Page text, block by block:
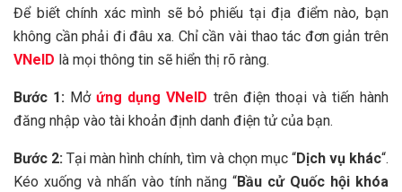
Để biết chính xác mình sẽ bỏ phiếu tại địa điểm nào, bạn
không cần phải đi đâu xa. Chỉ cần vài thao tác đơn giản trên
VNeID là mọi thông tin sẽ hiển thị rõ ràng.
Bước 1: Mởứng dụng VNeID trên điện thoại và tiến hành
đăng nhập vào tài khoản định danh điện tử của bạn.
Bước 2: Tại màn hình chính, tìm và chọn mục “Dịch vụ khác“.
Kéo xuống và nhấn vào tính năng “Bầu cử Quốc hội khóa